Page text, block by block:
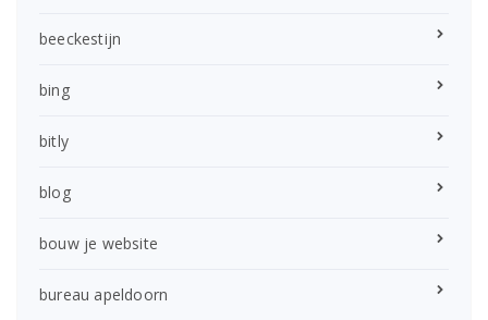
beeckestijn
bing
bitly
blog
bouw je website
bureau apeldoorn